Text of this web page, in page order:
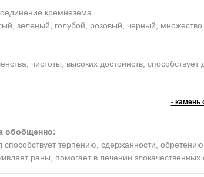
кремнезема
зеленый, голубой, розовый, черный, множество
чистоты, высоких достоинств,
- камень
обобщенно:
терпению, сдержанности, обретению
раны, помогает в лечении злокачественных